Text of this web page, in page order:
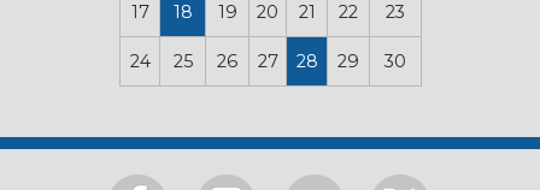
17 18 19 20 21 22 23
24 25 26 27 28 29 30